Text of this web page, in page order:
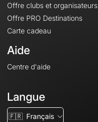
Offre clubs et organisateurs
Offre PRO Destinations
Carte cadeau
Aide
Centre d'aide
Langue
🇫🇷 Français